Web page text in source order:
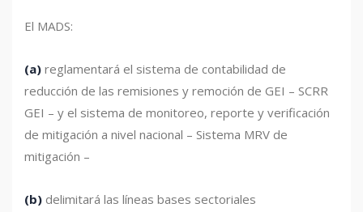
El MADS:
(a) reglamentará el sistema de contabilidad de
reducción de las remisiones y remoción de GEI – SCRR
GEI – y el sistema de monitoreo, reporte y verificación
de mitigación a nivel nacional – Sistema MRV de
mitigación –
(b) delimitará las líneas bases sectoriales